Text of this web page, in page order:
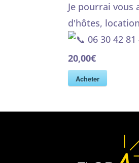
Je pourrai
d'hôtes,
06 30 42 81
20,00€
Acheter